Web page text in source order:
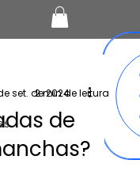
de
set. de 2024
2 min de leitura